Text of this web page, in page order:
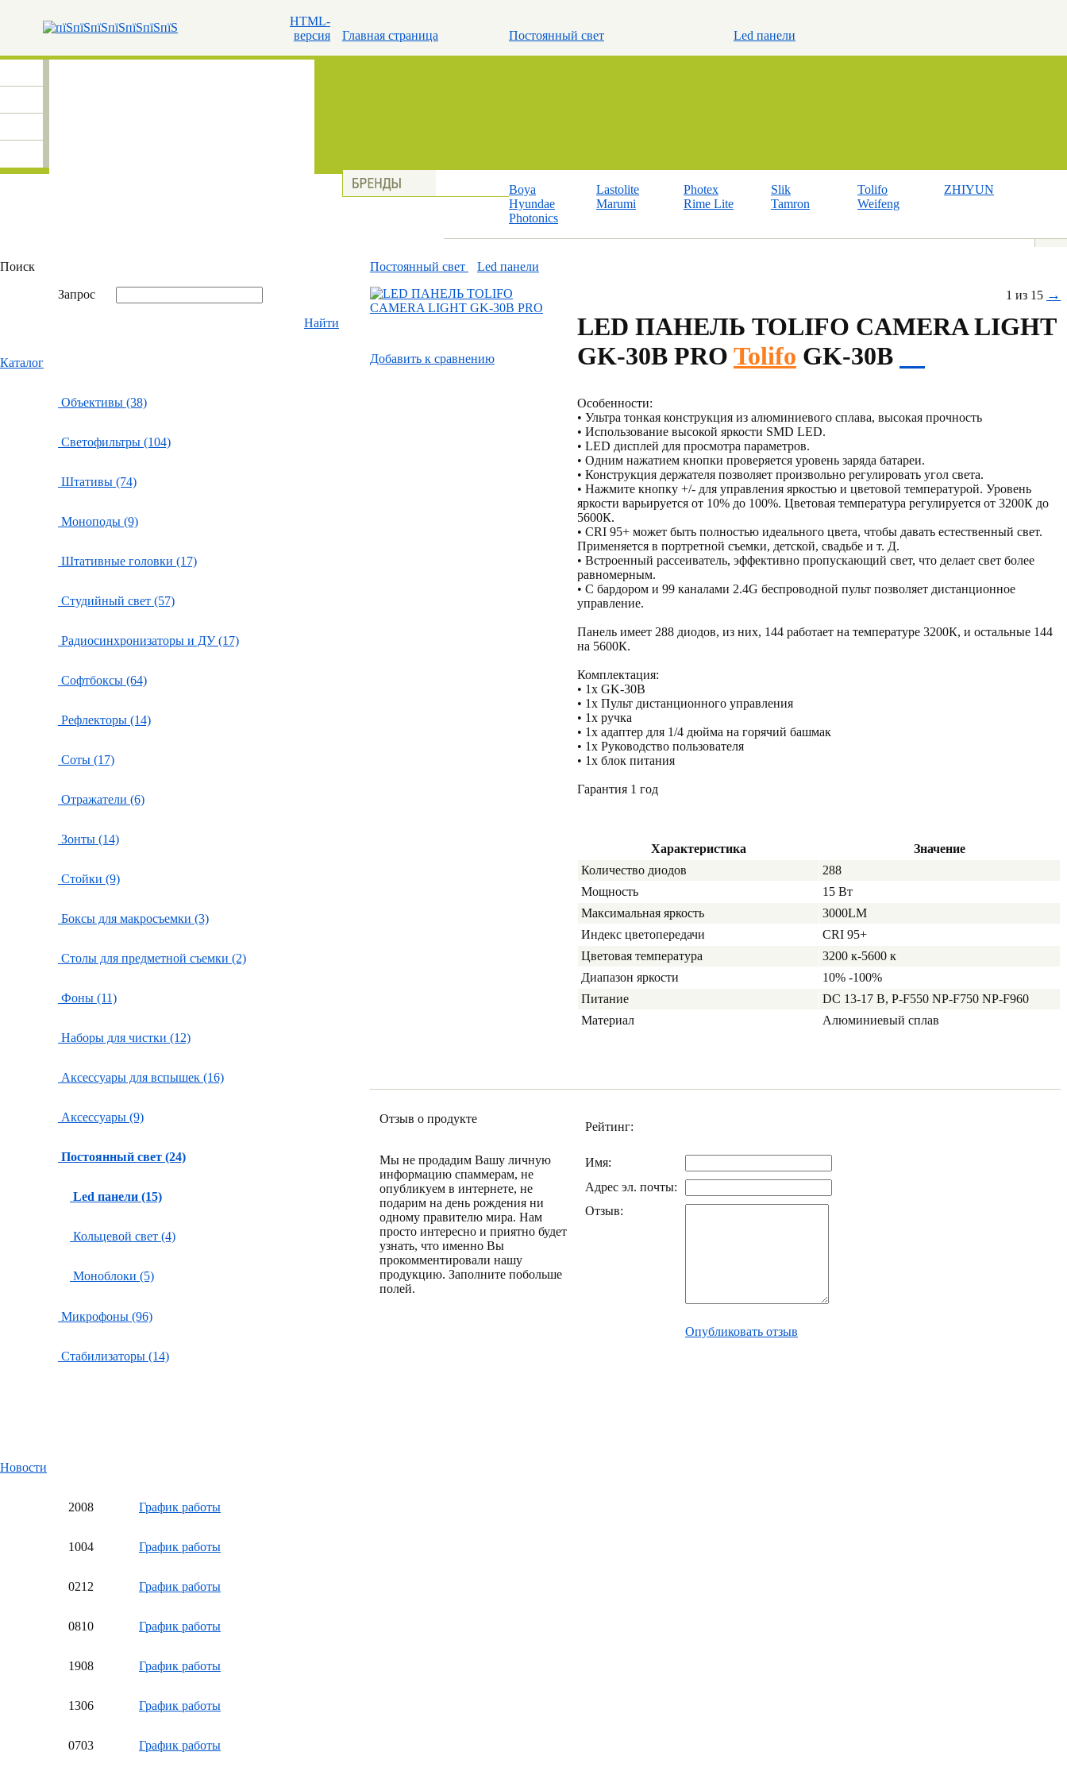
HTML-
версия
Главная страница Постоянный свет Led панели
Boya
Hyundae
Photonics
Lastolite
Marumi
Photex
Rime Lite
Slik
Tamron
Tolifo
Weifeng
ZHIYUN
Поиск
Запрос
Найти
Каталог
Объективы (38)
Светофильтры (104)
Штативы (74)
Моноподы (9)
Штативные головки (17)
Студийный свет (57)
Радиосинхронизаторы и ДУ (17)
Софтбоксы (64)
Рефлекторы (14)
Соты (17)
Отражатели (6)
Зонты (14)
Стойки (9)
Боксы для макросъемки (3)
Столы для предметной съемки (2)
Фоны (11)
Наборы для чистки (12)
Аксессуары для вспышек (16)
Аксессуары (9)
Постоянный свет (24)
Led панели (15)
Кольцевой свет (4)
Моноблоки (5)
Микрофоны (96)
Стабилизаторы (14)
Новости
2008 График работы
1004 График работы
0212 График работы
0810 График работы
1908 График работы
1306 График работы
0703 График работы
Постоянный свет Led панели
Добавить к cравнению
1 из 15 →
LED ПАНЕЛЬ TOLIFO CAMERA LIGHT
GK-30B PRO Tolifo GK-30B
Особенности:
• Ультра тонкая конструкция из алюминиевого сплава, высокая прочность
• Использование высокой яркости SMD LED.
• LED дисплей для просмотра параметров.
• Одним нажатием кнопки проверяется уровень заряда батареи.
• Конструкция держателя позволяет произвольно регулировать угол света.
• Нажмите кнопку +/- для управления яркостью и цветовой температурой. Уровень
яркости варьируется от 10% до 100%. Цветовая температура регулируется от 3200К до
5600К.
• CRI 95+ может быть полностью идеального цвета, чтобы давать естественный свет.
Применяется в портретной съемки, детской, свадьбе и т. Д.
• Встроенный рассеиватель, эффективно пропускающий свет, что делает свет более
равномерным.
• С бардором и 99 каналами 2.4G беспроводной пульт позволяет дистанционное
управление.
Панель имеет 288 диодов, из них, 144 работает на температуре 3200К, и остальные 144
на 5600К.
Комплектация:
• 1x GK-30B
• 1x Пульт дистанционного управления
• 1x ручка
• 1x адаптер для 1/4 дюйма на горячий башмак
• 1x Руководство пользователя
• 1х блок питания
Гарантия 1 год
Характеристика
Значение
Количество диодов
288
Мощность
15 Вт
Максимальная яркость
3000LM
Индекс цветопередачи
CRI 95+
Цветовая температура
3200 к-5600 к
Диапазон яркости
10% -100%
Питание
DC 13-17 В, P-F550 NP-F750 NP-F960
Материал
Алюминиевый сплав
Отзыв о продукте
Мы не продадим Вашу личную
информацию спаммерам, не
опубликуем в интернете, не
подарим на день рождения ни
одному правителю мира. Нам
просто интересно и приятно будет
узнать, что именно Вы
прокомментировали нашу
продукцию. Заполните побольше
полей.
Рейтинг:
Имя:
Адрес эл. почты:
Отзыв:
Опубликовать отзыв